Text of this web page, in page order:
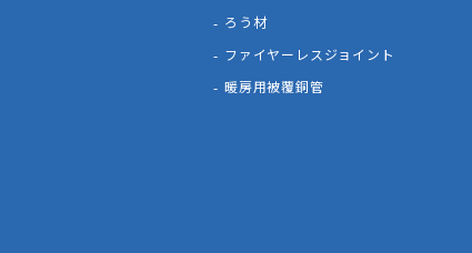
ろう材
ファイヤーレスジョイント
暖房用被覆銅管